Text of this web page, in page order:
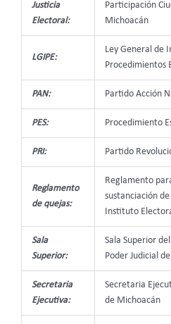
Justicia
Electoral:
Participación
Michoacán
LGIPE:
Ley General de
Procedimientos
PAN: Partido Acción
PES: Procedimiento
PRI: Partido
Reglamento
de quejas:
Reglamento
sustanciación de
Instituto
Sala
Superior:
Sala Superior
Poder Judicial
Secretaria
Ejecutiva:
Secretaria
de Michoacán